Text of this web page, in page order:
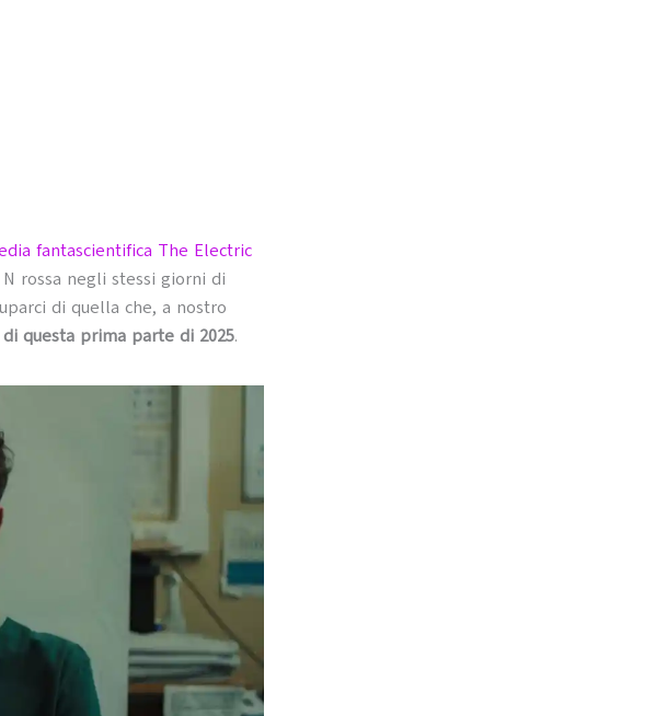
fantascientifica The Electric
rossa negli stessi giorni di
di quella che, a nostro
questa prima parte di 2025.